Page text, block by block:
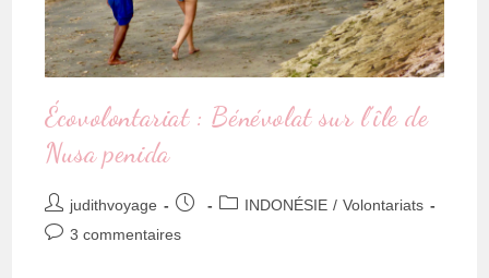
Écovolontariat : Bénévolat sur l’île de
Nusa penida
judithvoyage INDONÉSIE / Volontariats
3 commentaires